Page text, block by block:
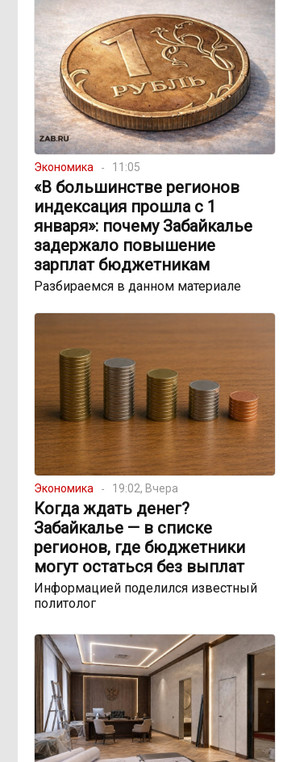
Экономика 11:05
«В большинстве регионов
индексация прошла с 1
января»: почему Забайкалье
задержало повышение
зарплат бюджетникам
Разбираемся в данном материале
Экономика 19:02, Вчера
Когда ждать денег?
Забайкалье — в списке
регионов, где бюджетники
могут остаться без выплат
Информацией поделился известный
политолог